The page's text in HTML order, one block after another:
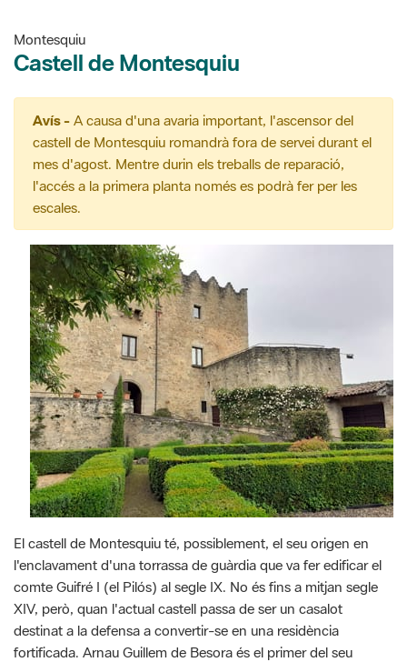
Montesquiu
Castell de Montesquiu
Avís - A causa d'una avaria important, l'ascensor del
castell de Montesquiu romandrà fora de servei durant el
mes d'agost. Mentre durin els treballs de reparació,
l'accés a la primera planta només es podrà fer per les
escales.
El castell de Montesquiu té, possiblement, el seu origen en
l'enclavament d'una torrassa de guàrdia que va fer edificar el
comte Guifré I (el Pilós) al segle IX. No és fins a mitjan segle
XIV, però, quan l'actual castell passa de ser un casalot
destinat a la defensa a convertir-se en una residència
fortificada. Arnau Guillem de Besora és el primer del seu